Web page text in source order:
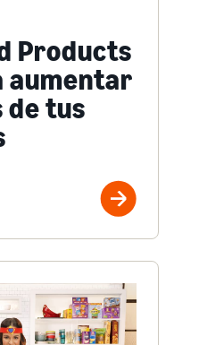
Products
aumentar
de tus